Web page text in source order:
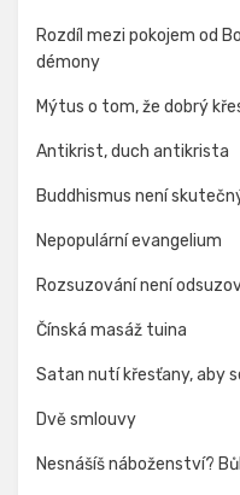
Rozdíl mezi pokojem od
démony
Mýtus o tom, že dobrý
Antikrist, duch antikrista
Buddhismus není
Nepopulární evangelium
Rozsuzování není
Čínská masáž tuina
Satan nutí křesťany, aby
Dvě smlouvy
Nesnášíš náboženství?